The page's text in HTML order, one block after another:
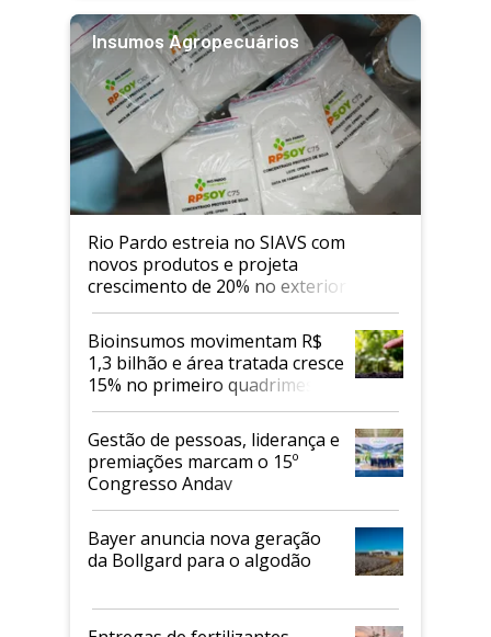
Insumos Agropecuários
Rio Pardo estreia no SIAVS com
novos produtos e projeta
crescimento de 20% no exterior
Bioinsumos movimentam R$
1,3 bilhão e área tratada cresce
15% no primeiro quadrimestre
de 2026
Gestão de pessoas, liderança e
premiações marcam o 15º
Congresso Andav
Bayer anuncia nova geração
da Bollgard para o algodão